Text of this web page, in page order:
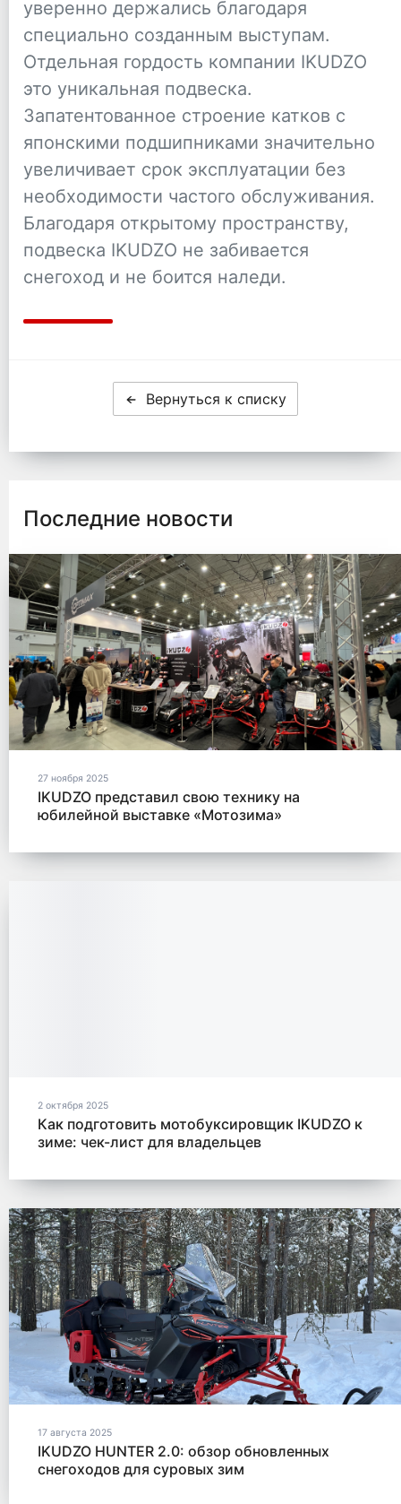
уверенно держались благодаря
специально созданным выступам.
Отдельная гордость компании IKUDZO
это уникальная подвеска.
Запатентованное строение катков с
японскими подшипниками значительно
увеличивает срок эксплуатации без
необходимости частого обслуживания.
Благодаря открытому пространству,
подвеска IKUDZO не забивается
снегоход и не боится наледи.
Вернуться к списку
Последние новости
27 ноября 2025
IKUDZO представил свою технику на
юбилейной выставке «Мотозима»
2 октября 2025
Как подготовить мотобуксировщик IKUDZO к
зиме: чек-лист для владельцев
17 августа 2025
IKUDZO HUNTER 2.0: обзор обновленных
снегоходов для суровых зим